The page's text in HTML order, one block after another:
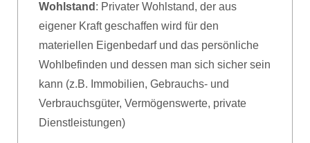
Wohlstand : Privater Wohlstand, der aus
eigener Kraft geschaffen wird für den
materiellen Eigenbedarf und das persönliche
Wohlbefinden und dessen man sich sicher sein
kann (z.B. Immobilien, Gebrauchs- und
Verbrauchsgüter, Vermögenswerte, private
Dienstleistungen)